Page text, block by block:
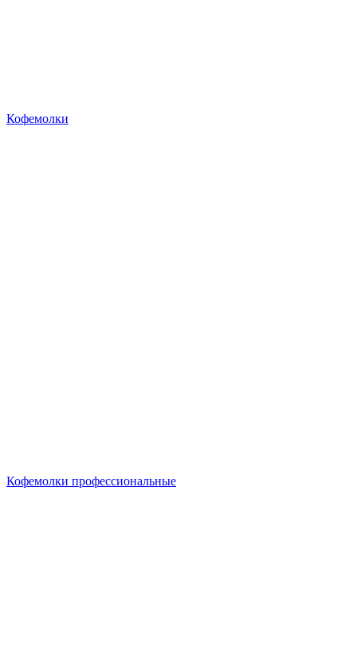
Кофемолки
Кофемолки профессиональные